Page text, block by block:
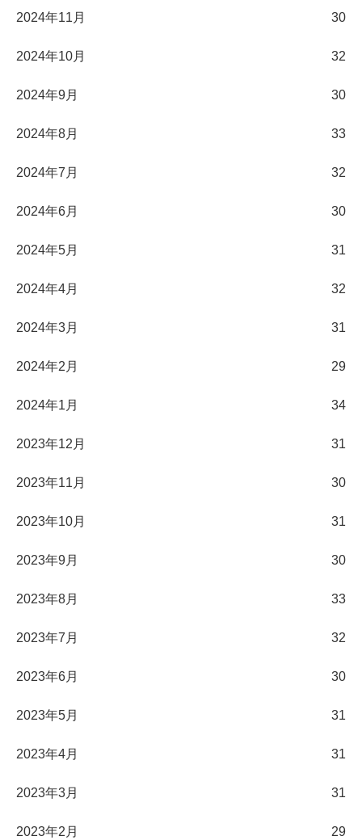
2024年11月 30
2024年10月 32
2024年9月 30
2024年8月 33
2024年7月 32
2024年6月 30
2024年5月 31
2024年4月 32
2024年3月 31
2024年2月 29
2024年1月 34
2023年12月 31
2023年11月 30
2023年10月 31
2023年9月 30
2023年8月 33
2023年7月 32
2023年6月 30
2023年5月 31
2023年4月 31
2023年3月 31
2023年2月 29